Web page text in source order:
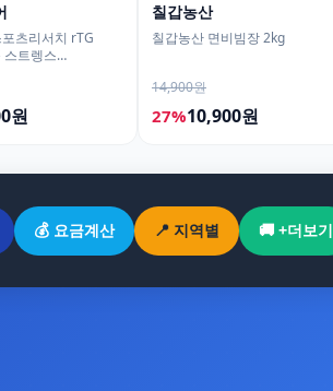
츠리서치 rTG
스트렝스
원
칠갑농산
칠갑농산 면비빔장 2kg
14,900원
27%10,900원
💰 요금계산 📍 지역별 🚚 +더보기